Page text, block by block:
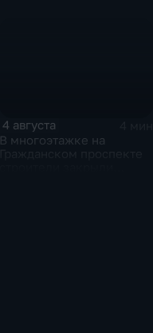
4 августа
В многоэтажке на